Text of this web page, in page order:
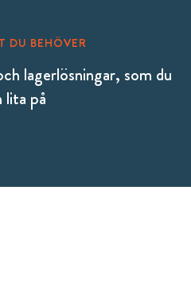
DU BEHÖVER
lagerlösningar, som du
lita på